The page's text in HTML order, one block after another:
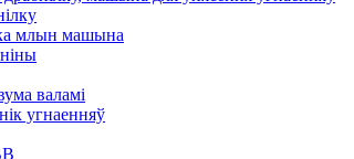
млын машына
валамі
угнаенняў